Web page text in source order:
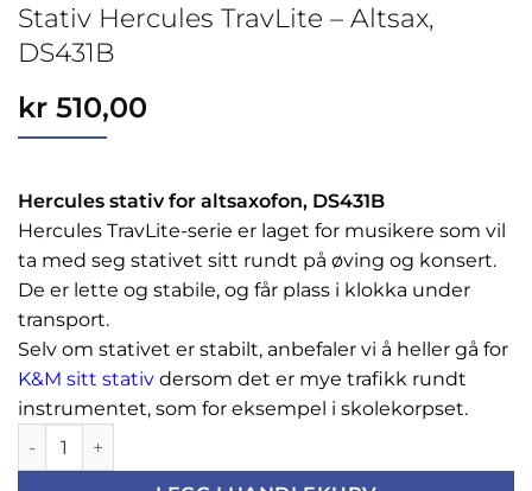
Stativ Hercules TravLite – Altsax,
DS431B
kr 510,00
Hercules stativ for altsaxofon, DS431B
Hercules TravLite-serie er laget for musikere som vil
ta med seg stativet sitt rundt på øving og konsert.
De er lette og stabile, og får plass i klokka under
transport.
Selv om stativet er stabilt, anbefaler vi å heller gå for
K&M sitt stativ dersom det er mye trafikk rundt
instrumentet, som for eksempel i skolekorpset.
Stativ Hercules TravLite - Altsax, DS431B antall